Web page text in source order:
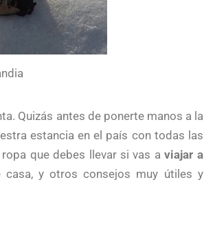
Quizás antes de ponerte manos a la
estancia en el país con todas las
que debes llevar si vas aviajar a
casa, y otros consejos muy útiles y